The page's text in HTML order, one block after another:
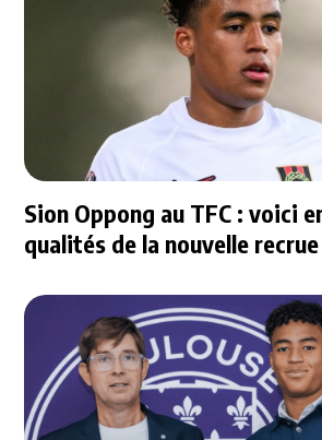
Sion Oppong au TFC : voici
qualités de la nouvelle recrue